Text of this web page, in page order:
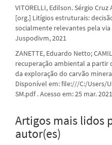
VITORELLI, Edilson. Sérgio
[org.] Litígios estruturais:
socialmente relevantes pela
Juspodivm, 2021
ZANETTE, Eduardo Netto;
recuperação ambiental a partir
da exploração do carvão
Disponível em: file:///C:/Users/
SM.pdf . Acesso em: 25 mar.
Artigos mais lidos
autor(es)